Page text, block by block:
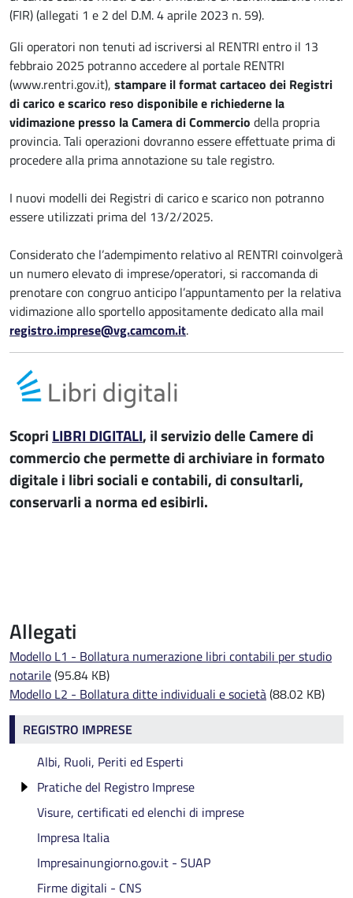
(FIR) (allegati 1 e 2 del D.M. 4 aprile 2023 n. 59).
Gli operatori non tenuti ad iscriversi al RENTRI entro il 13
febbraio 2025 potranno accedere al portale RENTRI
(www.rentri.gov.it), stampare il format cartaceo dei Registri
di carico e scarico reso disponibile e richiederne la
vidimazione presso la Camera di Commercio della propria
provincia. Tali operazioni dovranno essere effettuate prima di
procedere alla prima annotazione su tale registro.
I nuovi modelli dei Registri di carico e scarico non potranno
essere utilizzati prima del 13/2/2025.
Considerato che l’adempimento relativo al RENTRI coinvolgerà
un numero elevato di imprese/operatori, si raccomanda di
prenotare con congruo anticipo l’appuntamento per la relativa
vidimazione allo sportello appositamente dedicato alla mail
registro.imprese@vg.camcom.it.
Scopri LIBRI DIGITALI, il servizio delle Camere di
commercio che permette di archiviare in formato
digitale i libri sociali e contabili, di consultarli,
conservarli a norma ed esibirli.
Allegati
Modello L1 - Bollatura numerazione libri contabili per studio
notarile(95.84 KB)
Modello L2 - Bollatura ditte individuali e società(88.02 KB)
Registro Imprese
REGISTRO IMPRESE
Albi, Ruoli, Periti ed Esperti
Pratiche del Registro Imprese
Registro Imprese: avvio procedimenti d'ufficio
Visure, certificati ed elenchi di imprese
Impresa Italia
Impresainungiorno.gov.it - SUAP
Firme digitali - CNS